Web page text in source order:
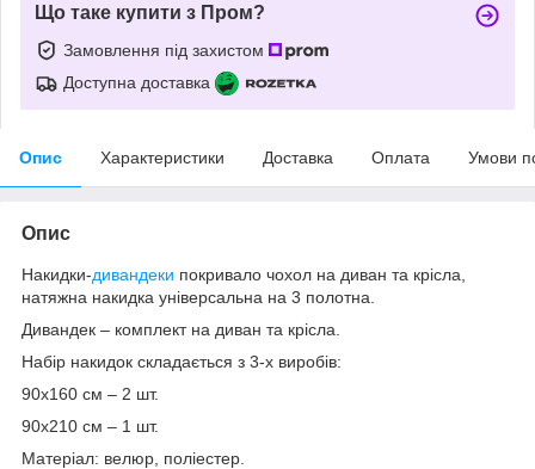
Що таке купити з Пром?
Замовлення під захистом
Доступна доставка
Опис Характеристики Доставка Оплата Умови
Опис
Накидки-дивандеки покривало чохол на диван та крісла,
натяжна накидка універсальна на 3 полотна.
Дивандек – комплект на диван та крісла.
Набір накидок складається з 3-х виробів:
90х160 см – 2 шт.
90х210 см – 1 шт.
Матеріал: велюр, поліестер.